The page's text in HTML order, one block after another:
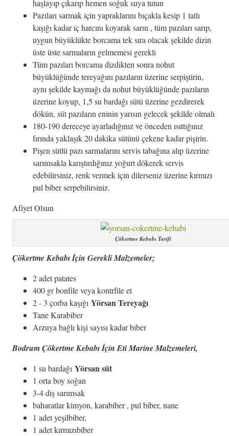
haşlayıp çıkarıp hemen soğuk suya tutun
Pazıları sarmak için yapraklarını bıçakla kesip 1 tatlı
kaşığı kadar iç harcını koyarak sarın , tüm pazıları sarıp,
uygun büyüklükte borcama tek sıra olacak şekilde dizin
üste üste sarmaların gelmemesi gerekli
Tüm pazıları borcama dizdikten sonra nohut
büyüklüğünde tereyağını pazıların üzerine serpiştirin,
aynı şekilde kaymağı da nohut büyüklüğünde pazıların
üzerine koyup, 1,5 su bardağı sütü üzerine gezdirerek
dökün, süt pazıların eninin yarısın gelecek şekilde olmalı
180-190 dereceye ayarladığınız ve önceden ısıttığınız
fırında yaklaşık 20 dakika sütünü çekene kadar pişirin.
Pişen sütlü pazı sarmalarını servis tabağına alıp üzerine
sarımsakla karıştırdığınız yoğurt dökerek servis
edebilirsiniz, renk vermek için dilerseniz üzerine kırmızı
pul biber serpebilirsiniz.
Afiyet Olsun
Çökertme Kebabı Tarifi
Çökertme Kebabı İçin Gerekli Malzemeler;
2 adet patates
400 gr bonfile veya kontrfile et
2 - 3 çorba kaşığı Yörsan Tereyağı
Tane Karabiber
Arzuya bağlı kişi sayısı kadar biber
Bodrum Çökertme Kebabı İçin Eti Marine Malzemeleri,
1 su bardağı Yörsan süt
1 orta boy soğan
3-4 diş sarımsak
baharatlar kimyon, karabiber , pul biber, nane
1 adet yeşilbiber,
1 adet kırmızıbiber